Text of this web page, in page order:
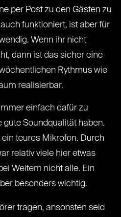
per Post zu den Gästen zu
funktioniert, ist aber für
Wenn ihr nicht
dann ist das sicher eine
Rythmus wie
realisierbar.
einfach dafür zu
gute Soundqualität haben.
teures Mikrofon. Durch
relativ viele hier etwas
Weitem nicht alle. Ein
besonders wichtig.
tragen, ansonsten seid